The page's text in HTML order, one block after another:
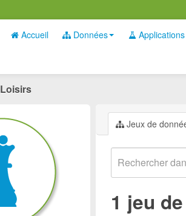
Accueil Données Applications
Loisirs
Jeux de
1 jeu